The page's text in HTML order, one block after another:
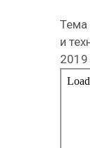
Тема
и
2019